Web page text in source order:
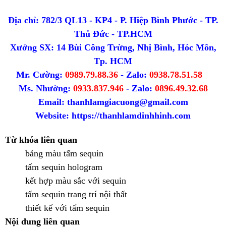
Địa chỉ: 782/3 QL13 - KP4 - P. Hiệp Bình Phước - TP.
Thủ Đức - TP.HCM
Xưởng SX: 14 Bùi Công Trừng, Nhị Bình, Hóc Môn,
Tp. HCM
Mr. Cường: 0989.79.88.36 - Zalo: 0938.78.51.58
Ms. Nhường: 0933.837.946 - Zalo: 0896.49.32.68
Email: thanhlamgiacuong@gmail.com
Website: https://thanhlamdinhhinh.com
Từ khóa liên quan
bảng màu tấm sequin
tấm sequin hologram
kết hợp màu sắc với sequin
tấm sequin trang trí nội thất
thiết kế với tấm sequin
Nội dung liên quan